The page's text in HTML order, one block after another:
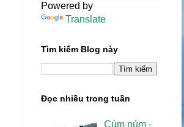
Powered by
Translate
Tìm kiếm Blog này
Đọc nhiều trong tuần
Cúm núm -